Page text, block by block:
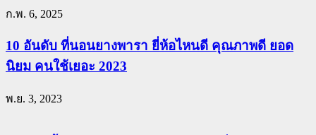
ก.พ. 6, 2025
10 อันดับ ที่นอนยางพารา ยี่ห้อไหนดี คุณภาพดี ยอด
นิยม คนใช้เยอะ 2023
พ.ย. 3, 2023